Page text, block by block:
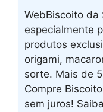
WebBiscoito da
especialmente
produtos
origami,
sorte. Mais de
Compre
sem juros!